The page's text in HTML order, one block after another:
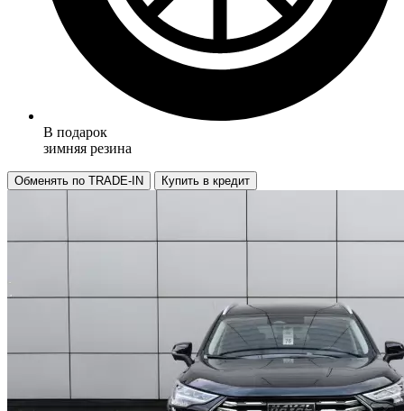
В подарок
зимняя резина
Обменять по TRADE-IN Купить в кредит